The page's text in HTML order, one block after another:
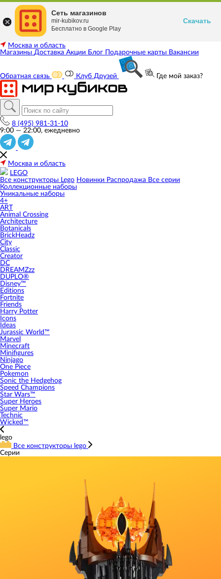
Москва и область
Магазины Доставка Акции Блог Подарочные карты Вакансии
Обратная связь Клуб Друзей Где мой заказ?
8 (495) 981-31-10
9:00 — 22:00, ежедневно
Москва и область
LEGO
Все конструкторы Lego Новинки Распродажа Все серии
Коллекционные наборы
Уникальные наборы
4+
ART
Animal Crossing
Architecture
Botanicals
BrickHeadz
City
Classic
Creator
DC
DREAMZzz
DUPLO®
Disney™
Editions
Fortnite
Friends
Harry Potter
Icons
Ideas
Jurassic World™
Marvel
Minecraft
Minifigures
Ninjago
One Piece
Pokemon
Sonic the Hedgehog
Speed Champions
Star Wars™
Super Heroes
Super Mario
Technic
Wicked™
lego
Все конструкторы lego
Серии
Сеть магазинов
mir-kubikov.ru
Бесплатно в Google Play
Скачать